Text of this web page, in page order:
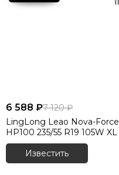
6 588 ₽7 120 ₽
LingLong Leao Nova-Force
HP100 235/55 R19 105W XL
Известить